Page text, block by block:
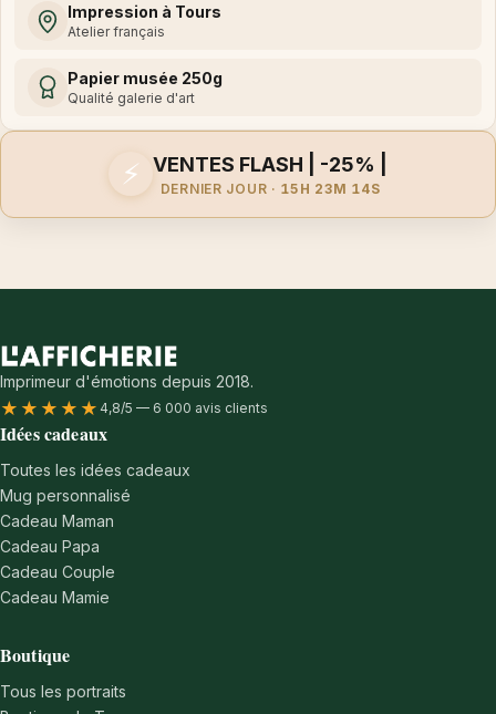
Impression à Tours
Atelier français
Papier musée 250g
Qualité galerie d'art
⚡ VENTES FLASH | -25% |
DERNIER JOUR · 15H 23M 14S
Imprimeur d'émotions depuis 2018.
★★★★★ 4,8/5 — 6 000 avis clients
Idées cadeaux
Toutes les idées cadeaux
Mug personnalisé
Cadeau Maman
Cadeau Papa
Cadeau Couple
Cadeau Mamie
Boutique
Tous les portraits